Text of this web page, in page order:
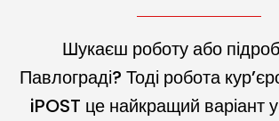
Шукаєш роботу або
Павлограді? Тоді робота
iPOST це найкращий варіант у